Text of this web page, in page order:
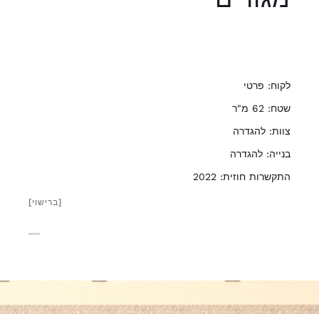
לקוח: פרטי
שטח: 62 מ"ר
צוות: להגדרה
בנייה: להגדרה
התקשרות חוזית: 2022
[ברישוי]